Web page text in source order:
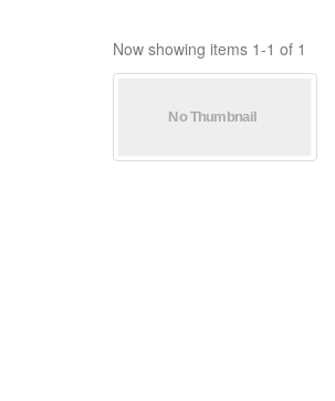
Now showing items 1-1 of 1